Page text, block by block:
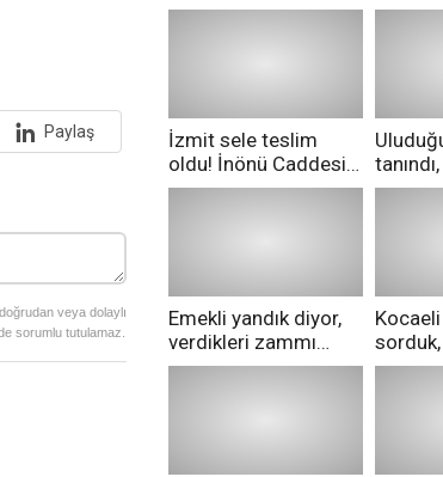
Paylaş
veya dolaylı
sorumlu tutulamaz.
İzmit sele teslim
oldu! İnönü Caddesi
göle döndü!
Emekli yandık diyor,
verdikleri zammı
pazarda geri aldılar!
Kocaeli
sorduk,
Merih